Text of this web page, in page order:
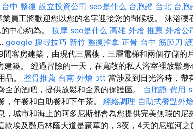
台中 整復 設立投資公司 seo是什么 台胞證 台北 台胞
員工將歡迎您以您的名字迎接您的問候板。 沐浴礫
中心約為。 按摩 seo是什么 高雄 外燴 推薦 外燴公
google 搜尋技巧 新竹 整復推拿 正骨 台中 筋膜刀
客房建築，由現代三層樓，三層電梯和兩個存儲的
築。 經過冒險的一天，在寬敞的私人浴室裡放鬆身
品。 整骨推薦 台南 外燴 ptt 當涉及到日光浴時，帶
全的酒吧，提供放鬆和全景的保護區。 台胞證 費用
，午餐和自助餐和下午茶。 經絡調理 自助式餐點外燴
，城市和海上的阿多尼斯都會為您提供完美無瑕的尼
款埃及豔后林蔭大道是豪華的，3夜，4天的尼羅河之